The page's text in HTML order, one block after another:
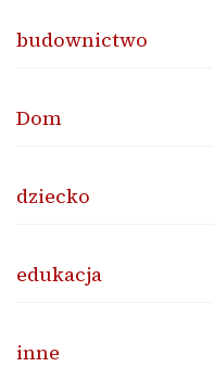
budownictwo
Dom
dziecko
edukacja
inne